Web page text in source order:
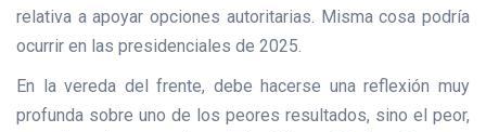
relativa a apoyar opciones autoritarias. Misma cosa podría
ocurrir en las presidenciales de 2025.
En la vereda del frente, debe hacerse una reflexión muy
profunda sobre uno de los peores resultados, sino el peor,